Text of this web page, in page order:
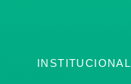
INSTITUCIONAL